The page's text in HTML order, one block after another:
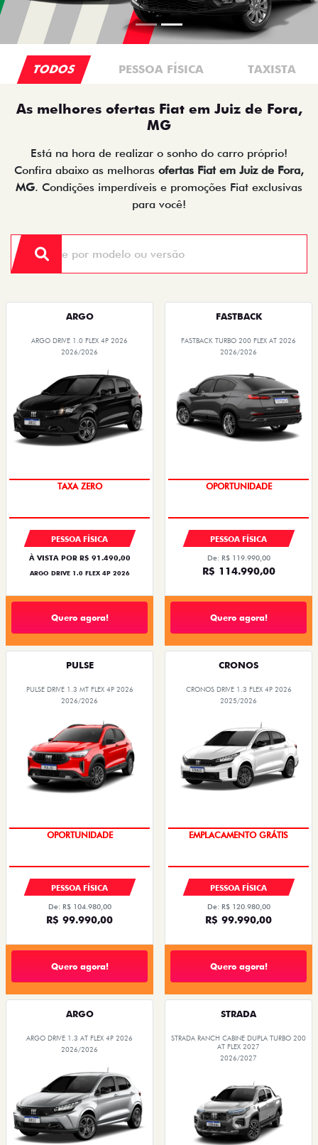
TODOS PESSOA FÍSICA TAXISTA
As melhores ofertas Fiat em Juiz de Fora,
MG
Está na hora de realizar o sonho do carro próprio!
Confira abaixo as melhoras ofertas Fiat em Juiz de Fora,
MG. Condições imperdíveis e promoções Fiat exclusivas
para você!
ARGO
ARGO DRIVE 1.0 FLEX 4P 2026
2026/2026
SAIA DE FIAT 0KM
PESSOA FÍSICA
À VISTA POR R$ 91.490,00
ARGO DRIVE 1.0 FLEX 4P 2026
Quero agora!
FASTBACK
FASTBACK TURBO 200 FLEX AT 2026
2026/2026
EMPLACAMENTO GRÁTIS
PESSOA FÍSICA
De: R$ 119.990,00
R$ 114.990,00
Quero agora!
PULSE
PULSE DRIVE 1.3 MT FLEX 4P 2026
2026/2026
EMPLACAMENTO GRÁTIS
PESSOA FÍSICA
De: R$ 104.980,00
R$ 99.990,00
Quero agora!
CRONOS
CRONOS DRIVE 1.3 FLEX 4P 2026
2025/2026
OPORTUNIDADE
PESSOA FÍSICA
De: R$ 120.980,00
R$ 99.990,00
Quero agora!
ARGO
ARGO DRIVE 1.3 AT FLEX 4P 2026
2026/2026
STRADA
STRADA RANCH CABINE DUPLA TURBO 200
AT FLEX 2027
2026/2027